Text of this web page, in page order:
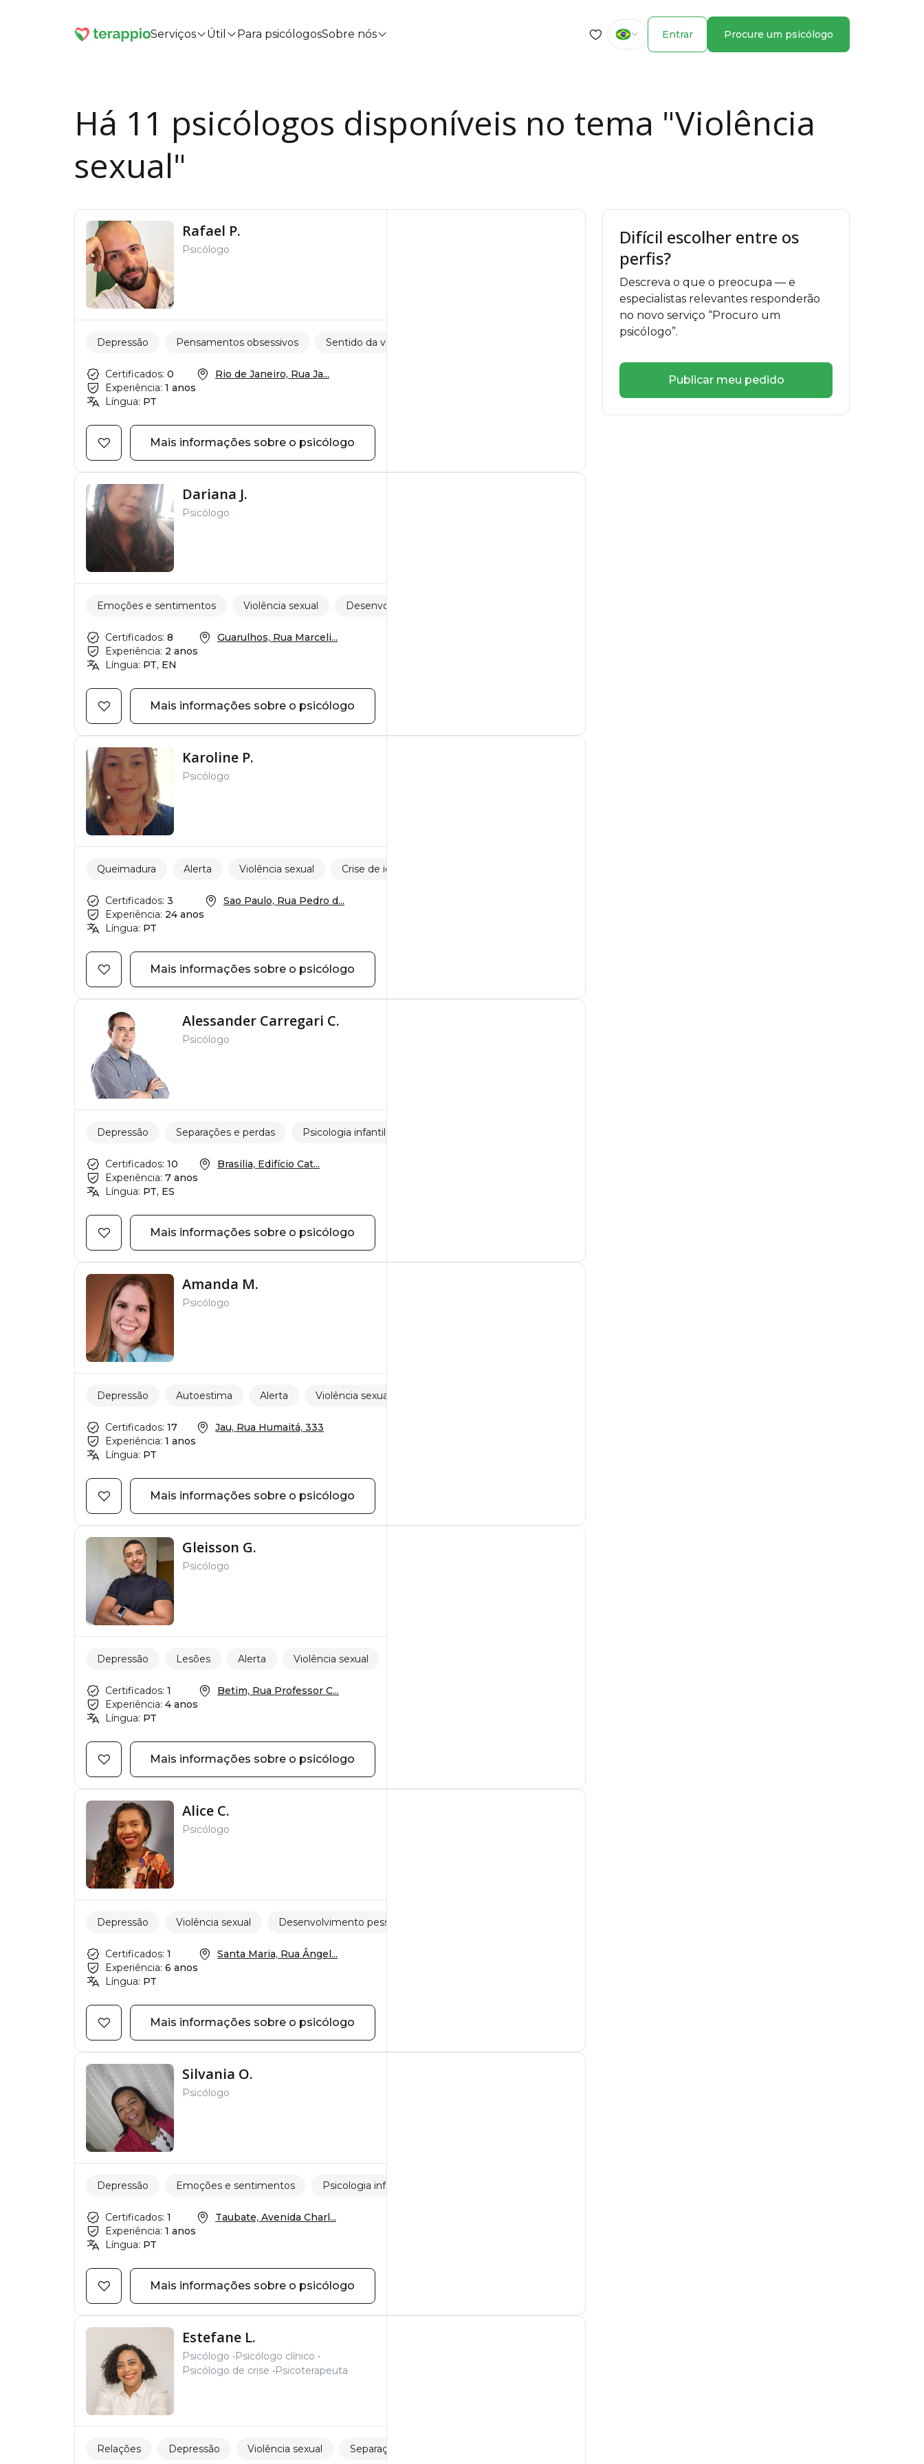
Serviços Útil Para psicólogosSobre nós Entrar Procure um psicólogo
Há 11 psicólogos disponíveis no tema "Violência
sexual"
Rafael P.
Psicólogo
Depressão Pensamentos obsessivos Sentido da vida
Certificados: 0
Experiência: 1 anos
Língua: PT
Rio de Janeiro, Rua Ja...
Mais informações sobre o psicólogo
Dariana J.
Psicólogo
Emoções e sentimentos Violência sexual Desenvolvimento pessoal
Certificados: 8
Experiência: 2 anos
Língua: PT, EN
Guarulhos, Rua Marceli...
Mais informações sobre o psicólogo
Karoline P.
Psicólogo
Queimadura Alerta Violência sexual Crise de idade
Certificados: 3
Experiência: 24 anos
Língua: PT
Sao Paulo, Rua Pedro d...
Mais informações sobre o psicólogo
Alessander Carregari C.
Psicólogo
Depressão Separações e perdas Psicologia infantil
Certificados: 10
Experiência: 7 anos
Língua: PT, ES
Brasilia, Edifício Cat...
Mais informações sobre o psicólogo
Amanda M.
Psicólogo
Depressão Autoestima Alerta Violência sexual
Certificados: 17
Experiência: 1 anos
Língua: PT
Jau, Rua Humaitá, 333
Mais informações sobre o psicólogo
Gleisson G.
Psicólogo
Depressão Lesões Alerta Violência sexual
Certificados: 1
Experiência: 4 anos
Língua: PT
Betim, Rua Professor C...
Mais informações sobre o psicólogo
Alice C.
Psicólogo
Depressão Violência sexual Desenvolvimento pessoal
Certificados: 1
Experiência: 6 anos
Língua: PT
Santa Maria, Rua Ângel...
Mais informações sobre o psicólogo
Silvania O.
Psicólogo
Depressão Emoções e sentimentos Psicologia infantil
Certificados: 1
Experiência: 1 anos
Língua: PT
Taubate, Avenida Charl...
Mais informações sobre o psicólogo
Estefane L.
Psicólogo
Psicólogo clínico
Psicólogo de crise
Psicoterapeuta
Relações Depressão Violência sexual Separações e perdas
Difícil escolher entre os
perfis?
Descreva o que o preocupa — e
especialistas relevantes responderão
no novo serviço “Procuro um
psicólogo”.
Publicar meu pedido